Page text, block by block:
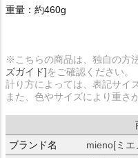
重量：約460g
※こちらの商品は、独自の方
ズガイド]をご確認ください。
計り方によっては、表記サイ
また、色やサイズにより重さ
ブランド名
mieno[ミエ